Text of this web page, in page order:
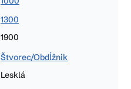
1300
1900
Štvorec/Obdĺžnik
Lesklá